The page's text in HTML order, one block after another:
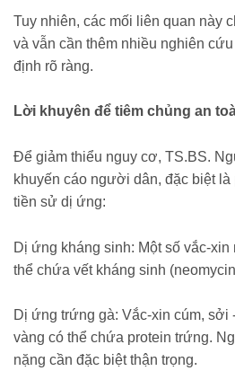
Tuy nhiên, các mối liên quan này
và vẫn cần thêm nhiều nghiên
định rõ ràng.
Lời khuyên để tiêm chủng an
Để giảm thiểu nguy cơ, TS.BS.
khuyến cáo người dân, đặc biệt
tiền sử dị ứng:
Dị ứng kháng sinh: Một số vắc-
thể chứa vết kháng sinh
Dị ứng trứng gà: Vắc-xin cúm, sởi
vàng có thể chứa protein trứng.
nặng cần đặc biệt thận trọng.